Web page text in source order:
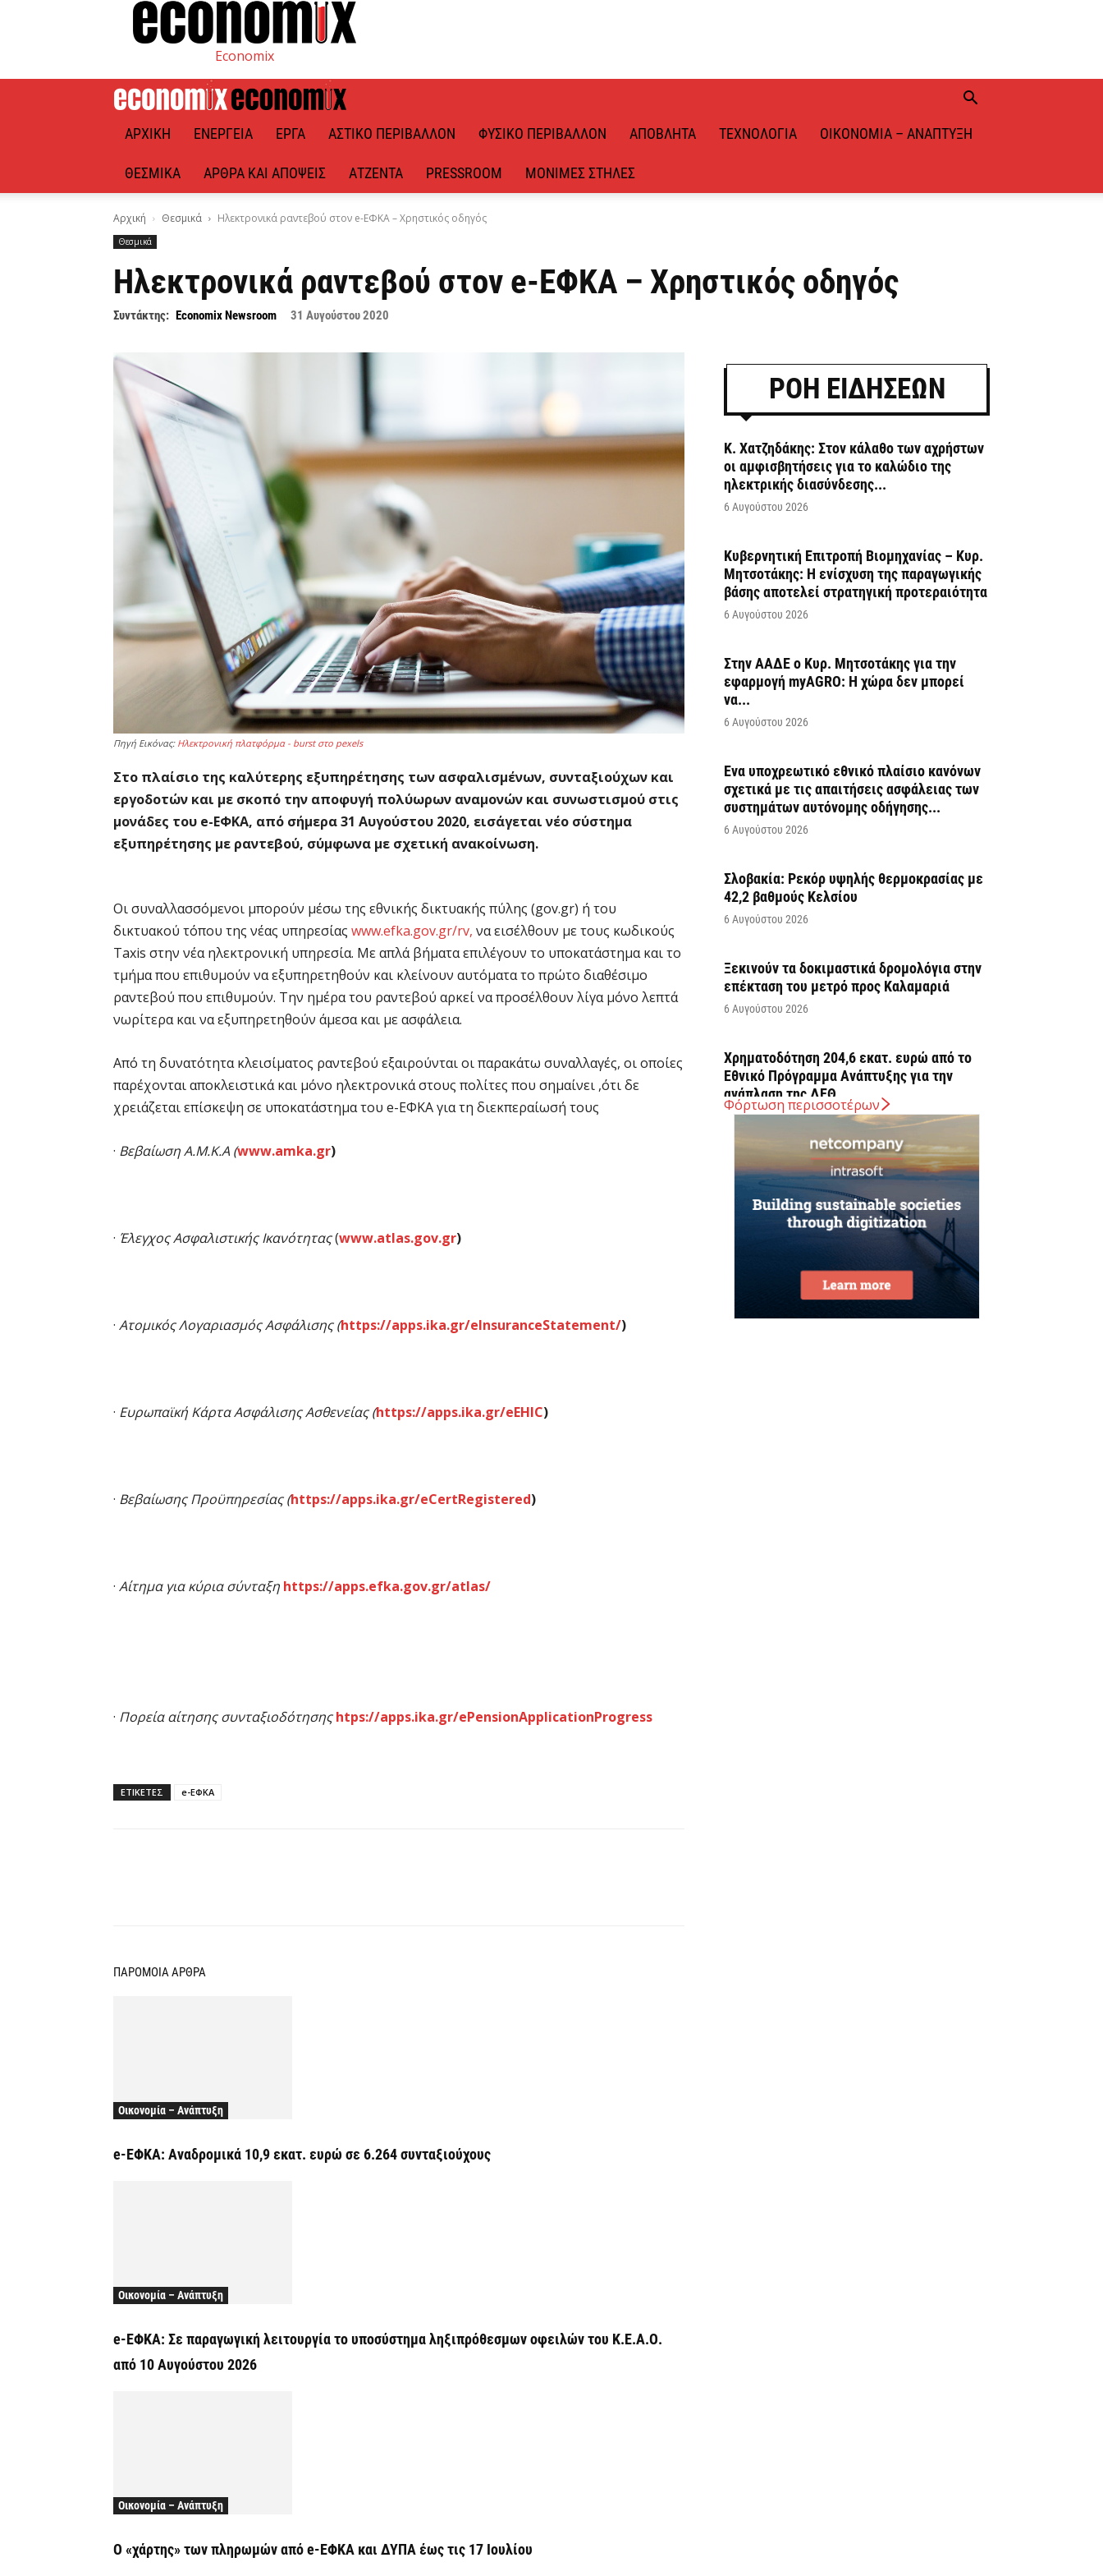
Economix
ΑΡΧΙΚΉ ΕΝΈΡΓΕΙΑ ΈΡΓΑ ΑΣΤΙΚΌ ΠΕΡΙΒΆΛΛΟΝ ΦΥΣΙΚΌ ΠΕΡΙΒΆΛΛΟΝ ΑΠΌΒΛΗΤΑ ΤΕΧΝΟΛΟΓΊΑ ΟΙΚΟΝΟΜΊΑ – ΑΝΆΠΤΥΞΗ
ΘΕΣΜΙΚΆ ΆΡΘΡΑ ΚΑΙ ΑΠΌΨΕΙΣ ΑΤΖΈΝΤΑ PRESSROOM ΜΌΝΙΜΕΣ ΣΤΉΛΕΣ
Αρχική Θεσμικά Ηλεκτρονικά ραντεβού στον e-ΕΦΚΑ – Χρηστικός οδηγός
Θεσμικά
Ηλεκτρονικά ραντεβού στον e-ΕΦΚΑ – Χρηστικός οδηγός
Συντάκτης: Economix Newsroom 31 Αυγούστου 2020
Πηγή Εικόνας: Ηλεκτρονική πλατφόρμα - burst στο pexels
Στο πλαίσιο της καλύτερης εξυπηρέτησης των ασφαλισμένων, συνταξιούχων και
εργοδοτών και με σκοπό την αποφυγή πολύωρων αναμονών και συνωστισμού στις
μονάδες του e-ΕΦΚΑ, από σήμερα 31 Αυγούστου 2020, εισάγεται νέο σύστημα
εξυπηρέτησης με ραντεβού, σύμφωνα με σχετική ανακοίνωση.
Οι συναλλασσόμενοι μπορούν μέσω της εθνικής δικτυακής πύλης (gov.gr) ή του
δικτυακού τόπου της νέας υπηρεσίας www.efka.gov.gr/rv, να εισέλθουν με τους κωδικούς
Taxis στην νέα ηλεκτρονική υπηρεσία. Με απλά βήματα επιλέγουν το υποκατάστημα και το
τμήμα που επιθυμούν να εξυπηρετηθούν και κλείνουν αυτόματα το πρώτο διαθέσιμο
ραντεβού που επιθυμούν. Την ημέρα του ραντεβού αρκεί να προσέλθουν λίγα μόνο λεπτά
νωρίτερα και να εξυπηρετηθούν άμεσα και με ασφάλεια.
Από τη δυνατότητα κλεισίματος ραντεβού εξαιρούνται οι παρακάτω συναλλαγές, οι οποίες
παρέχονται αποκλειστικά και μόνο ηλεκτρονικά στους πολίτες που σημαίνει ,ότι δε
χρειάζεται επίσκεψη σε υποκατάστημα του e-ΕΦΚΑ για τη διεκπεραίωσή τους
· Βεβαίωση Α.Μ.Κ.Α (www.amka.gr)
· Έλεγχος Ασφαλιστικής Ικανότητας(www.atlas.gov.gr)
· Ατομικός Λογαριασμός Ασφάλισης(https://apps.ika.gr/eInsuranceStatement/)
· Ευρωπαϊκή Κάρτα Ασφάλισης Ασθενείας(https://apps.ika.gr/eEHIC)
· Βεβαίωσης Προϋπηρεσίας(https://apps.ika.gr/eCertRegistered)
· Αίτημα για κύρια σύνταξη https://apps.efka.gov.gr/atlas/
· Πορεία αίτησης συνταξιοδότησηςhtps://apps.ika.gr/ePensionApplicationProgress
ΕΤΙΚΕΤΕΣ e-ΕΦΚΑ
ΠΑΡΟΜΟΙΑ ΑΡΘΡΑ
Οικονομία – Ανάπτυξη
e-ΕΦΚΑ: Αναδρομικά 10,9 εκατ. ευρώ σε 6.264 συνταξιούχους
Οικονομία – Ανάπτυξη
e-ΕΦΚΑ: Σε παραγωγική λειτουργία το υποσύστημα ληξιπρόθεσμων οφειλών του Κ.Ε.Α.Ο.
από 10 Αυγούστου 2026
Οικονομία – Ανάπτυξη
Ο «χάρτης» των πληρωμών από e-ΕΦΚΑ και ΔΥΠΑ έως τις 17 Ιουλίου
ΡΟΗ ΕΙΔΗΣΕΩΝ
Κ. Χατζηδάκης: Στον κάλαθο των αχρήστων
οι αμφισβητήσεις για το καλώδιο της
ηλεκτρικής διασύνδεσης...
6 Αυγούστου 2026
Κυβερνητική Επιτροπή Βιομηχανίας – Κυρ.
Μητσοτάκης: Η ενίσχυση της παραγωγικής
βάσης αποτελεί στρατηγική προτεραιότητα
6 Αυγούστου 2026
Στην ΑΑΔΕ ο Κυρ. Μητσοτάκης για την
εφαρμογή myAGRO: Η χώρα δεν μπορεί
να...
6 Αυγούστου 2026
Ένα υποχρεωτικό εθνικό πλαίσιο κανόνων
σχετικά με τις απαιτήσεις ασφάλειας των
συστημάτων αυτόνομης οδήγησης...
6 Αυγούστου 2026
Σλοβακία: Ρεκόρ υψηλής θερμοκρασίας με
42,2 βαθμούς Κελσίου
6 Αυγούστου 2026
Ξεκινούν τα δοκιμαστικά δρομολόγια στην
επέκταση του μετρό προς Καλαμαριά
6 Αυγούστου 2026
Χρηματοδότηση 204,6 εκατ. ευρώ από το
Εθνικό Πρόγραμμα Ανάπτυξης για την
ανάπλαση της ΔΕΘ
6 Αυγούστου 2026
ΟΠΕΚΑ: Αύριο η δεύτερη πληρωμή των
δικαιούχων του Λογαριασμού Αγροτικής
Εστίας
6 Αυγούστου 2026
CrediaBank: Στα 53,6 εκατ. ευρώ τα
επαναλαμβανόμενα λειτουργικά κέρδη
Φόρτωση περισσοτέρων